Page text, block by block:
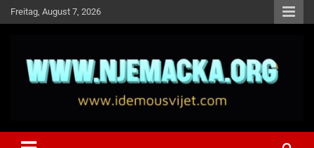
Skip
to
Freitag, August 7, 2026
Idemo u Svijet-Njemacka!